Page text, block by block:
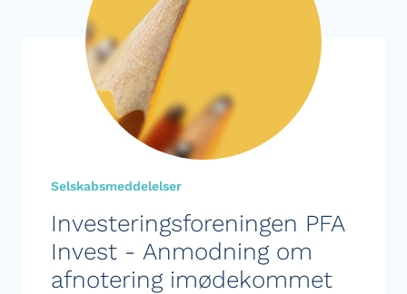
Selskabsmeddelelser
Investeringsforeningen PFA
Invest - Anmodning om
afnotering imødekommet